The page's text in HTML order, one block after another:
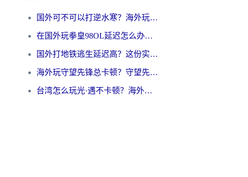
国外可不可以打逆水寒？海外玩家国服畅玩终极指南（附漫威荒野乱斗加速方案）
在国外玩拳皇98OL延迟怎么办？海外党亲测有效的低延迟指南
国外打地铁逃生延迟高？这份实测有效的低延迟指南帮你吃鸡
海外玩守望先锋总卡顿？守望先锋游戏加速器在哪里买&避坑指南（附欧洲非洲游戏实测）
台湾怎么玩光·遇不卡顿？海外党国服游戏加速终极攻略（附实测体验）